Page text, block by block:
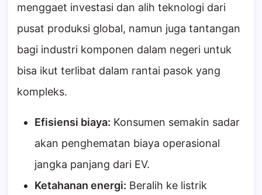
menggaet investasi dan alih teknologi dari
pusat produksi global, namun juga tantangan
bagi industri komponen dalam negeri untuk
bisa ikut terlibat dalam rantai pasok yang
kompleks.
Efisiensi biaya: Konsumen semakin sadar
akan penghematan biaya operasional
jangka panjang dari EV.
Ketahanan energi: Beralih ke listrik